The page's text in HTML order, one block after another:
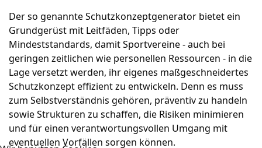
Der so genannte Schutzkonzeptgenerator bietet ein
Grundgerüst mit Leitfäden, Tipps oder
Mindeststandards, damit Sportvereine - auch bei
geringen zeitlichen wie personellen Ressourcen - in die
Lage versetzt werden, ihr eigenes maßgeschneidertes
Schutzkonzept effizient zu entwickeln. Denn es muss
zum Selbstverständnis gehören, präventiv zu handeln
sowie Strukturen zu schaffen, die Risiken minimieren
und für einen verantwortungsvollen Umgang mit
eventuellen Vorfällen sorgen können.